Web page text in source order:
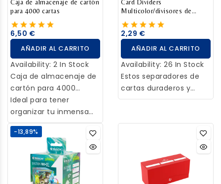
Caja de almacenaje de cartón
para 4000 cartas
6,50 €
AÑADIR AL CARRITO
Availability: 2 In Stock
Caja de almacenaje de
cartón para 4000
cartas.
Ideal para tener
organizar tu inmensa
colección de cartas.
Card Dividers
Multicolor/divisores de
cartas
2,29 €
AÑADIR AL CARRITO
Availability: 26 In Stock
Estos separadores de
cartas duraderos y
resistentes te permiten
prácticamente
cualquier tipo de caja
paquete contiene
separadores en 10
-13,89%